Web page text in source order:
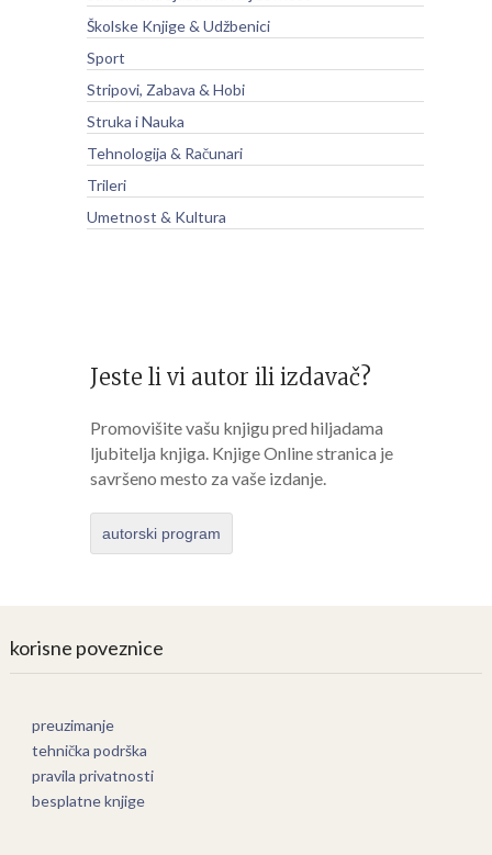
Školske Knjige & Udžbenici
Sport
Stripovi, Zabava & Hobi
Struka i Nauka
Tehnologija & Računari
Trileri
Umetnost & Kultura
Jeste li vi autor ili izdavač?
Promovišite vašu knjigu pred hiljadama
ljubitelja knjiga. Knjige Online stranica je
savršeno mesto za vaše izdanje.
autorski program
korisne poveznice
preuzimanje
tehnička podrška
pravila privatnosti
besplatne knjige